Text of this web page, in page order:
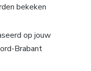
bekeken
op jouw
Brabant